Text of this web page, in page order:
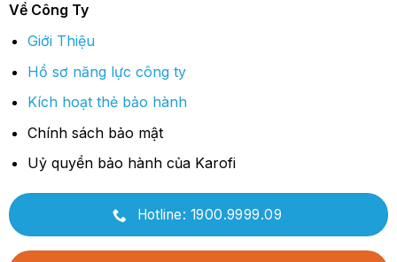
Về Công Ty
Giới Thiệu
Hồ sơ năng lực công ty
Kích hoạt thẻ bảo hành
Chính sách bảo mật
Uỷ quyền bảo hành của Karofi
Hotline: 1900.9999.09